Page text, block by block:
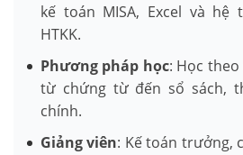
kế toán MISA, Excel và hệ
HTKK.
Phương pháp học: Học
từ chứng từ đến sổ sách,
chính.
Giảng viên: Kế toán trưởng,